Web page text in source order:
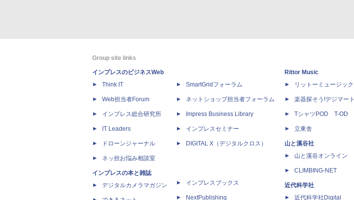
Group site links
インプレスのビジネスWeb
Think IT
Web担当者Forum
インプレス総合研究所
IT Leaders
ドローンジャーナル
ネッ担お悩み相談室
インプレスの本と雑誌
デジタルカメラマガジン
SmartGridフォーラム
ネットショップ担当者フォーラム
Impress Business Library
インプレスセミナー
DIGITAL X（デジタルクロス）
インプレスブックス
NextPublishing
Rittor Music
リットーミュージック
楽器探そう!デジマート
TシャツPOD T-OD
立東舎
山と溪谷社
山と溪谷オンライン
CLIMBING-NET
近代科学社
近代科学社Digital